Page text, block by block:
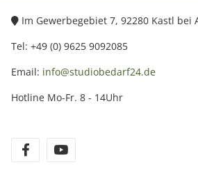
Im Gewerbegebiet 7, 92280 Kastl bei
Tel: +49 (0) 9625 9092085
Email: info@studiobedarf24.de
Hotline Mo-Fr. 8 - 14Uhr